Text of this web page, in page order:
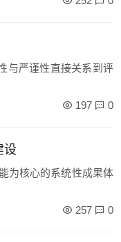
与严谨性直接关系到评
197 0
设
为核心的系统性成果体
257 0